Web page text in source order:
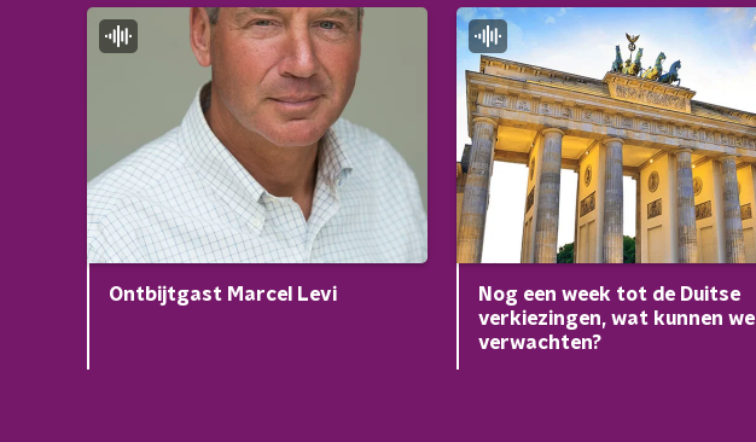
Ontbijtgast Marcel Levi
Nog een week tot de Duitse
verkiezingen, wat kunnen we
verwachten?